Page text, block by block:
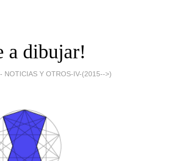
a dibujar!
- NOTICIAS Y OTROS-IV-(2015-->)